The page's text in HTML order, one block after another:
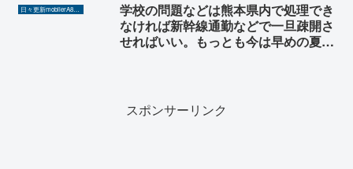
日々更新mobilerA8（Yahoo!ニュースを毎日ウォッチ）
学校の問題などは熊本県内で処理でき
なければ新幹線通勤などで一旦疎開さ
せればいい。もっとも今は早めの夏休
スポンサーリンク